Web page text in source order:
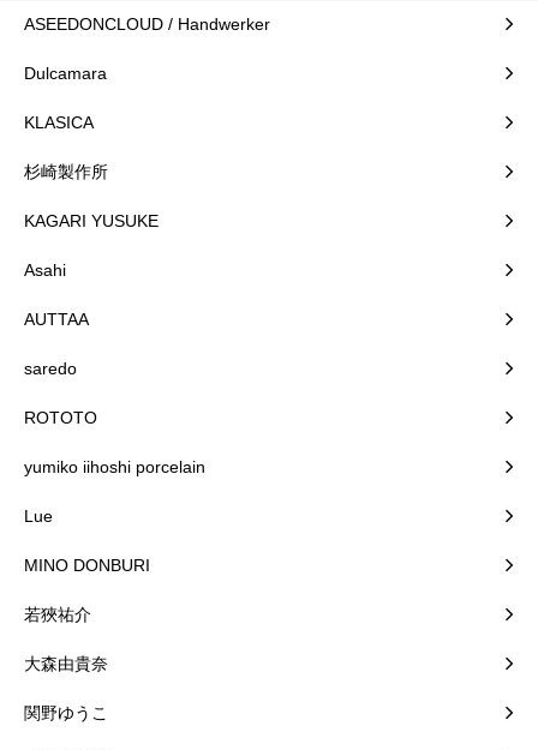
ASEEDONCLOUD / Handwerker
Dulcamara
KLASICA
杉崎製作所
KAGARI YUSUKE
Asahi
AUTTAA
saredo
ROTOTO
yumiko iihoshi porcelain
Lue
MINO DONBURI
若狹祐介
大森由貴奈
関野ゆうこ